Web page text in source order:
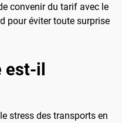
convenir du tarif avec le
pour éviter toute surprise
est-il
stress des transports en